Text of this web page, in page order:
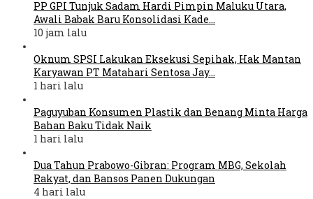
PP GPI Tunjuk Sadam Hardi Pimpin Maluku Utara,
Awali Babak Baru Konsolidasi Kade…
10 jam lalu
Oknum SPSI Lakukan Eksekusi Sepihak, Hak Mantan
Karyawan PT Matahari Sentosa Jay…
1 hari lalu
Paguyuban Konsumen Plastik dan Benang Minta Harga
Bahan Baku Tidak Naik
1 hari lalu
Dua Tahun Prabowo-Gibran: Program MBG, Sekolah
Rakyat, dan Bansos Panen Dukungan
4 hari lalu